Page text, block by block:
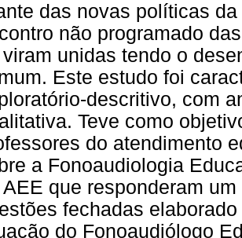
das novas políticas
não programado
unidas tendo o
Este estudo foi
descritivo, com
Teve como
do atendimento
a Fonoaudiologia
AEE que responderam
fechadas
do Fonoaudiólogo